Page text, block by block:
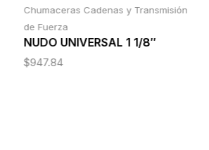
Chumaceras Cadenas y Transmisión
de Fuerza
NUDO UNIVERSAL 1 1/8″
$947.84